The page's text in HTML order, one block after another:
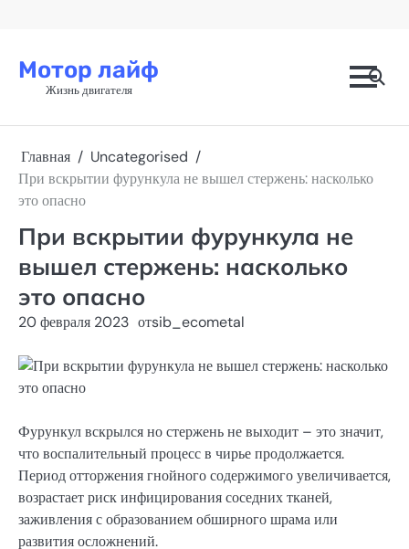
Мотор лайф
Жизнь двигателя
Главная
Uncategorised
При вскрытии фурункула не вышел стержень: насколько
это опасно
При вскрытии фурункула не
вышел стержень: насколько
это опасно
20 февраля 2023 отsib_ecometal
Фурункул вскрылся но стержень не выходит – это значит,
что воспалительный процесс в чирье продолжается.
Период отторжения гнойного содержимого увеличивается,
возрастает риск инфицирования соседних тканей,
заживления с образованием обширного шрама или
развития осложнений.